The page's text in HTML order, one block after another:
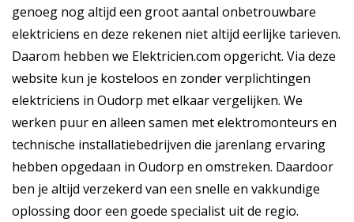
genoeg nog altijd een groot aantal onbetrouwbare
elektriciens en deze rekenen niet altijd eerlijke tarieven.
Daarom hebben we Elektricien.com opgericht. Via deze
website kun je kosteloos en zonder verplichtingen
elektriciens in Oudorp met elkaar vergelijken. We
werken puur en alleen samen met elektromonteurs en
technische installatiebedrijven die jarenlang ervaring
hebben opgedaan in Oudorp en omstreken. Daardoor
ben je altijd verzekerd van een snelle en vakkundige
oplossing door een goede specialist uit de regio.